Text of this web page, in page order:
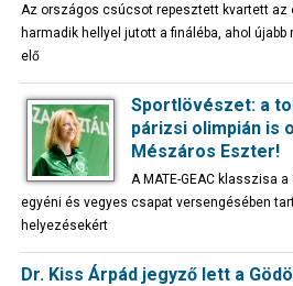
Az országos csúcsot repesztett kvartett az
harmadik hellyel jutott a fináléba, ahol
elő
Sportlövészet: a
párizsi olimpián is
Mészáros Eszter!
A MATE-GEAC klasszisa
egyéni és vegyes csapat versengésében
helyezésekért
Dr. Kiss Árpád jegyző lett a